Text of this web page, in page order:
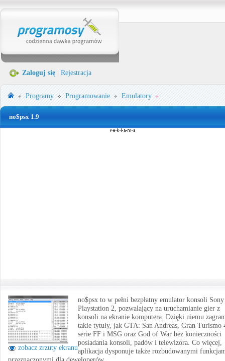
Zaloguj się Rejestracja
Programy Programowanie Emulatory
no$psx 1.9
zobacz zrzuty ekranu
no$psx to w pełni bezpłatny emulator konsoli Sony
Playstation 2, pozwalający na uruchamianie gier z
konsoli na ekranie komputera. Dzięki niemu
takie tytuły, jak GTA: San Andreas, Gran Turismo
serie FF i MSG oraz God of War bez konieczności
posiadania konsoli, padów i telewizora. Co więcej,
aplikacja dysponuje także rozbudowanymi